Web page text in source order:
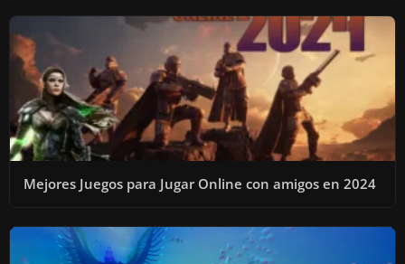
Mejores Juegos para Jugar Online con amigos en 2024